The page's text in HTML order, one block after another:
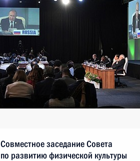
Совместное заседание Совета
по развитию физической культуры